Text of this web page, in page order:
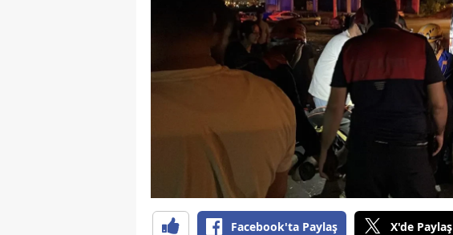
Bilecik
Bitlis
Bolu
Burdur
Çanakkale
Facebook'ta Paylaş X'de Paylaş